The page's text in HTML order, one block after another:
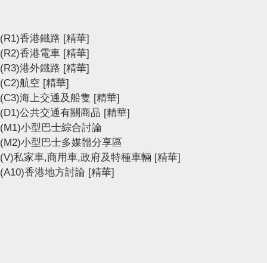
(R1)香港鐵路 [精華]
(R2)香港電車 [精華]
(R3)港外鐵路 [精華]
(C2)航空 [精華]
(C3)海上交通及船隻 [精華]
(D1)公共交通有關商品 [精華]
(M1)小型巴士綜合討論
(M2)小型巴士多媒體分享區
(V)私家車,商用車,政府及特種車輛 [精華]
(A10)香港地方討論 [精華]